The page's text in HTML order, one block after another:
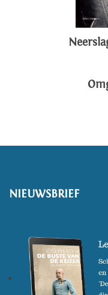
NIEUWSBRIEF